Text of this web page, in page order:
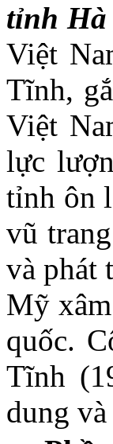
tỉnh Hà
Việt
Tĩnh,
Việt
lực
tỉnh ôn
vũ
và phát
Mỹ
quốc.
Tĩnh
dung